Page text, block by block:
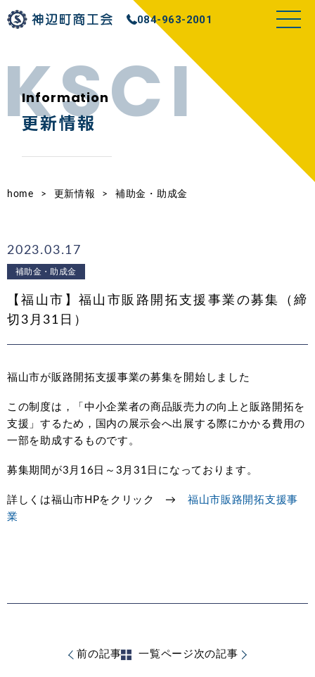
084-963-2001
Information
更新情報
home > 更新情報 > 補助金・助成金
2023.03.17
補助金・助成金
【福山市】福山市販路開拓支援事業の募集（締
切3月31日）
福山市が販路開拓支援事業の募集を開始しました
この制度は，「中小企業者の商品販売力の向上と販路開拓を
支援」するため，国内の展示会へ出展する際にかかる費用の
一部を助成するものです。
募集期間が3月16日～3月31日になっております。
詳しくは福山市HPをクリック → 福山市販路開拓支援事
業
前の記事 一覧ページ 次の記事